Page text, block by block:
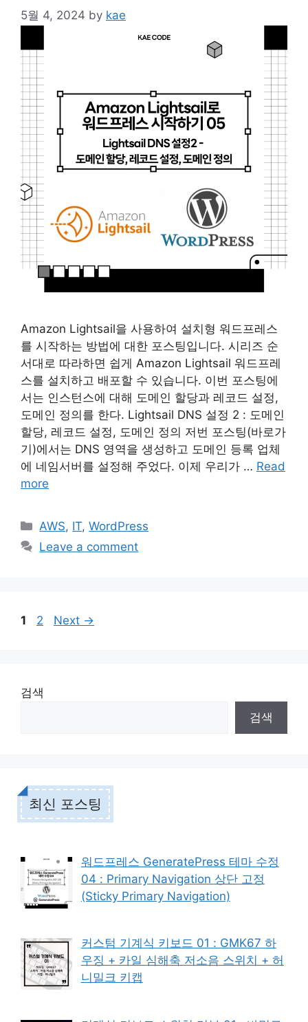
5월 4, 2024 by kae
Amazon Lightsail을 사용하여 설치형 워드프레스
를 시작하는 방법에 대한 포스팅입니다. 시리즈 순
서대로 따라하면 쉽게 Amazon Lightsail 워드프레
스를 설치하고 배포할 수 있습니다. 이번 포스팅에
서는 인스턴스에 대해 도메인 할당과 레코드 설정,
도메인 정의를 한다. Lightsail DNS 설정 2 : 도메인
할당, 레코드 설정, 도메인 정의 저번 포스팅(바로가
기)에서는 DNS 영역을 생성하고 도메인 등록 업체
에 네임서버를 설정해 주었다. 이제 우리가 … Read
more
Categories
AWS, IT,WordPress
Leave a comment
Page
1 Page
2 Next →
검색
검색
최신 포스팅
워드프레스 GeneratePress 테마 수정
04 : Primary Navigation 상단 고정
(Sticky Primary Navigation)
커스텀 기계식 키보드 01 : GMK67 하
우징 + 카일 심해축 저소음 스위치 + 허
니밀크 키캡